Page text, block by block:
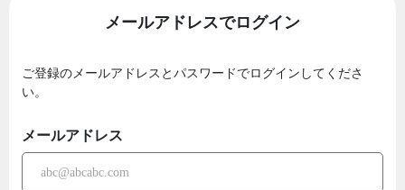
メールアドレスでログイン
ご登録のメールアドレスとパスワードでログインしてくださ
い。
メールアドレス